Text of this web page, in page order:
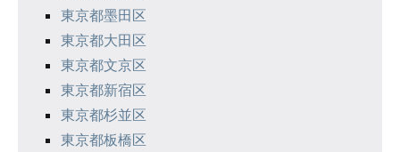
東京都墨田区
東京都大田区
東京都文京区
東京都新宿区
東京都杉並区
東京都板橋区